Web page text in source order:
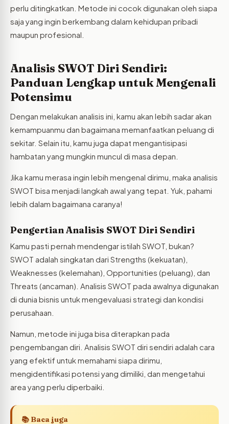
perlu ditingkatkan. Metode ini cocok digunakan oleh siapa
saja yang ingin berkembang dalam kehidupan pribadi
maupun profesional.
Analisis SWOT Diri Sendiri:
Panduan Lengkap untuk Mengenali
Potensimu
Dengan melakukan analisis ini, kamu akan lebih sadar akan
kemampuanmu dan bagaimana memanfaatkan peluang di
sekitar. Selain itu, kamu juga dapat mengantisipasi
hambatan yang mungkin muncul di masa depan.
Jika kamu merasa ingin lebih mengenal dirimu, maka analisis
SWOT bisa menjadi langkah awal yang tepat. Yuk, pahami
lebih dalam bagaimana caranya!
Pengertian Analisis SWOT Diri Sendiri
Kamu pasti pernah mendengar istilah SWOT, bukan?
SWOT adalah singkatan dari Strengths (kekuatan),
Weaknesses (kelemahan), Opportunities (peluang), dan
Threats (ancaman). Analisis SWOT pada awalnya digunakan
di dunia bisnis untuk mengevaluasi strategi dan kondisi
perusahaan.
Namun, metode ini juga bisa diterapkan pada
pengembangan diri. Analisis SWOT diri sendiri adalah cara
yang efektif untuk memahami siapa dirimu,
mengidentifikasi potensi yang dimiliki, dan mengetahui
area yang perlu diperbaiki.
📚 Baca juga